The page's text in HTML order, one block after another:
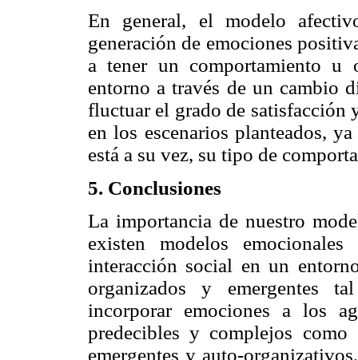
En general, el modelo
generación de emociones
a tener un comportamiento u
entorno a través de un cambio
fluctuar el grado de satisfacción
en los escenarios planteados,
está a su vez, su tipo de
5. Conclusiones
La importancia de nuestro
existen modelos
interacción social en un
organizados y emergentes
incorporar emociones a los
predecibles y complejos como
emergentes y auto-